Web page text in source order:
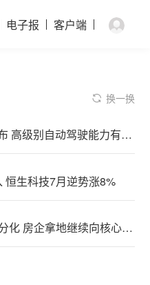
电子报 客户端
换一换
L3/L4强制国标发布 高级别自动驾驶能力有望看齐“老司机”
恒生科技7月逆势涨8%
7月土地市场竞拍分化 房企拿地继续向核心城市聚集